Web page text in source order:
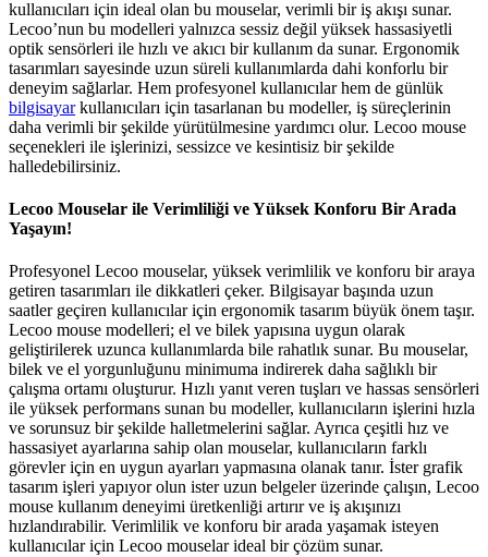
kullanıcıları için ideal olan bu mouselar, verimli bir iş akışı sunar.
Lecoo’nun bu modelleri yalnızca sessiz değil yüksek hassasiyetli
optik sensörleri ile hızlı ve akıcı bir kullanım da sunar. Ergonomik
tasarımları sayesinde uzun süreli kullanımlarda dahi konforlu bir
deneyim sağlarlar. Hem profesyonel kullanıcılar hem de günlük
bilgisayarkullanıcıları için tasarlanan bu modeller, iş süreçlerinin
daha verimli bir şekilde yürütülmesine yardımcı olur. Lecoo mouse
seçenekleri ile işlerinizi, sessizce ve kesintisiz bir şekilde
halledebilirsiniz.
Lecoo Mouselar ile Verimliliği ve Yüksek Konforu Bir Arada
Yaşayın!
Profesyonel Lecoo mouselar, yüksek verimlilik ve konforu bir araya
getiren tasarımları ile dikkatleri çeker. Bilgisayar başında uzun
saatler geçiren kullanıcılar için ergonomik tasarım büyük önem taşır.
Lecoo mouse modelleri; el ve bilek yapısına uygun olarak
geliştirilerek uzunca kullanımlarda bile rahatlık sunar. Bu mouselar,
bilek ve el yorgunluğunu minimuma indirerek daha sağlıklı bir
çalışma ortamı oluşturur. Hızlı yanıt veren tuşları ve hassas sensörleri
ile yüksek performans sunan bu modeller, kullanıcıların işlerini hızla
ve sorunsuz bir şekilde halletmelerini sağlar. Ayrıca çeşitli hız ve
hassasiyet ayarlarına sahip olan mouselar, kullanıcıların farklı
görevler için en uygun ayarları yapmasına olanak tanır. İster grafik
tasarım işleri yapıyor olun ister uzun belgeler üzerinde çalışın, Lecoo
mouse kullanım deneyimi üretkenliği artırır ve iş akışınızı
hızlandırabilir. Verimlilik ve konforu bir arada yaşamak isteyen
kullanıcılar için Lecoo mouselar ideal bir çözüm sunar.